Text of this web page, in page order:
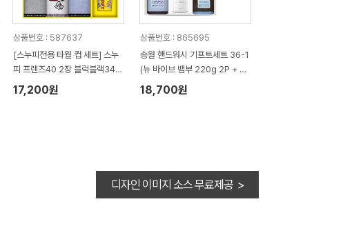
상품번호 : 587637
[스누피전용 타월 컵 세트] 스누
피 프렌즈40 2장 블럭블랙34 2
장 스누피 3P 컵 세트
17,200원
상품번호 : 865695
송월 핸드워시 기프트세트 36-1
(뉴 바이브 뱀부 220g 2P + 생
활공작소500ml 1P)
18,700원
디자인 이미지 소스 무료제공 >